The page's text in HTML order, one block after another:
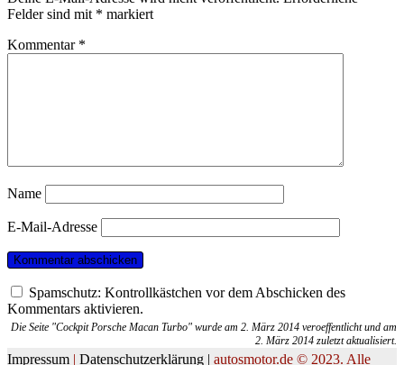
Felder sind mit * markiert
Kommentar *
Name
E-Mail-Adresse
Spamschutz: Kontrollkästchen vor dem Abschicken des
Kommentars aktivieren.
Die Seite "Cockpit Porsche Macan Turbo" wurde am 2. März 2014 veroeffentlicht und am
2. März 2014 zuletzt aktualisiert.
Impressum | Datenschutzerklärung | autosmotor.de © 2023. Alle